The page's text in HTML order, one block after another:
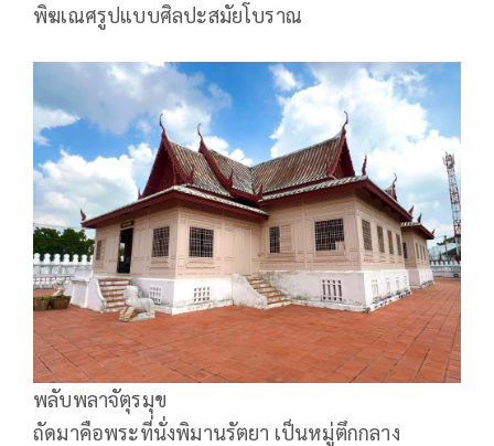
พิฆเณศรูปแบบศิลปะสมัยโบราณ
พลับพลาจัตุรมุข
ถัดมาคือพระที่นั่งพิมานรัตยา เป็นหมู่ตึกกลาง